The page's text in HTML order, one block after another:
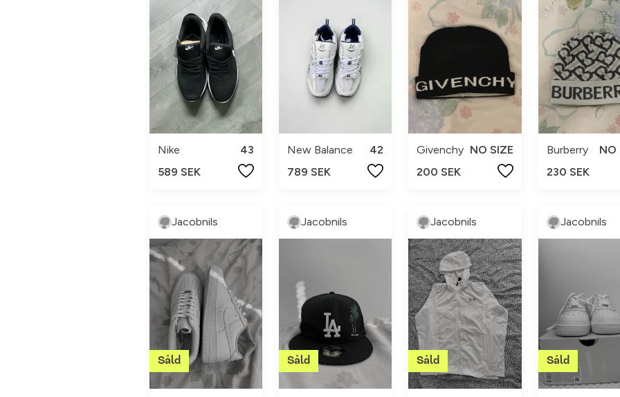
Nike
43
589 SEK
New Balance
42
789 SEK
Givenchy NO SIZE
200 SEK
Burberry
NO
230 SEK
Jacobnils Jacobnils Jacobnils Jacobnils